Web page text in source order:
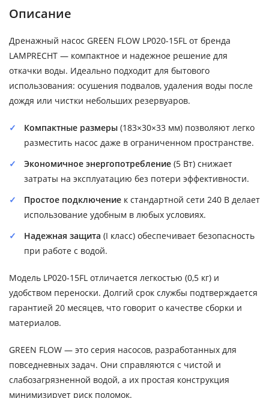
Описание
Дренажный насос GREEN FLOW LP020-15FL от бренда
LAMPRECHT — компактное и надежное решение для
откачки воды. Идеально подходит для бытового
использования: осушения подвалов, удаления воды после
дождя или чистки небольших резервуаров.
Компактные размеры (183×30×33 мм) позволяют легко
разместить насос даже в ограниченном пространстве.
Экономичное энергопотребление (5 Вт) снижает
затраты на эксплуатацию без потери эффективности.
Простое подключение к стандартной сети 240 В делает
использование удобным в любых условиях.
Надежная защита (I класс) обеспечивает безопасность
при работе с водой.
Модель LP020-15FL отличается легкостью (0,5 кг) и
удобством переноски. Долгий срок службы подтверждается
гарантией 20 месяцев, что говорит о качестве сборки и
материалов.
GREEN FLOW — это серия насосов, разработанных для
повседневных задач. Они справляются с чистой и
слабозагрязненной водой, а их простая конструкция
минимизирует риск поломок.